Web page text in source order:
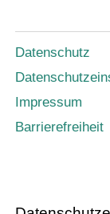
Datenschutz
Impressum
Barrierefreiheit